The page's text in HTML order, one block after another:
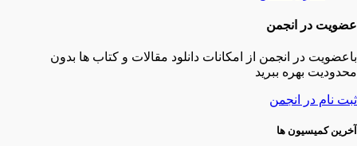
عضویت در انجمن
باعضویت در انجمن از امکانات دانلود مقالات و کتاب ها بدون
محدودیت بهره ببرید
ثبت نام در انجمن
آخرین کمیسیون ها